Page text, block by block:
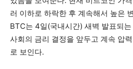
러 이하로 하락한 후 계속해서 높은
BTC는 4일(국내시간) 새벽 발표되
사회의 금리 결정을 앞두고 계속 압
로 보인다.